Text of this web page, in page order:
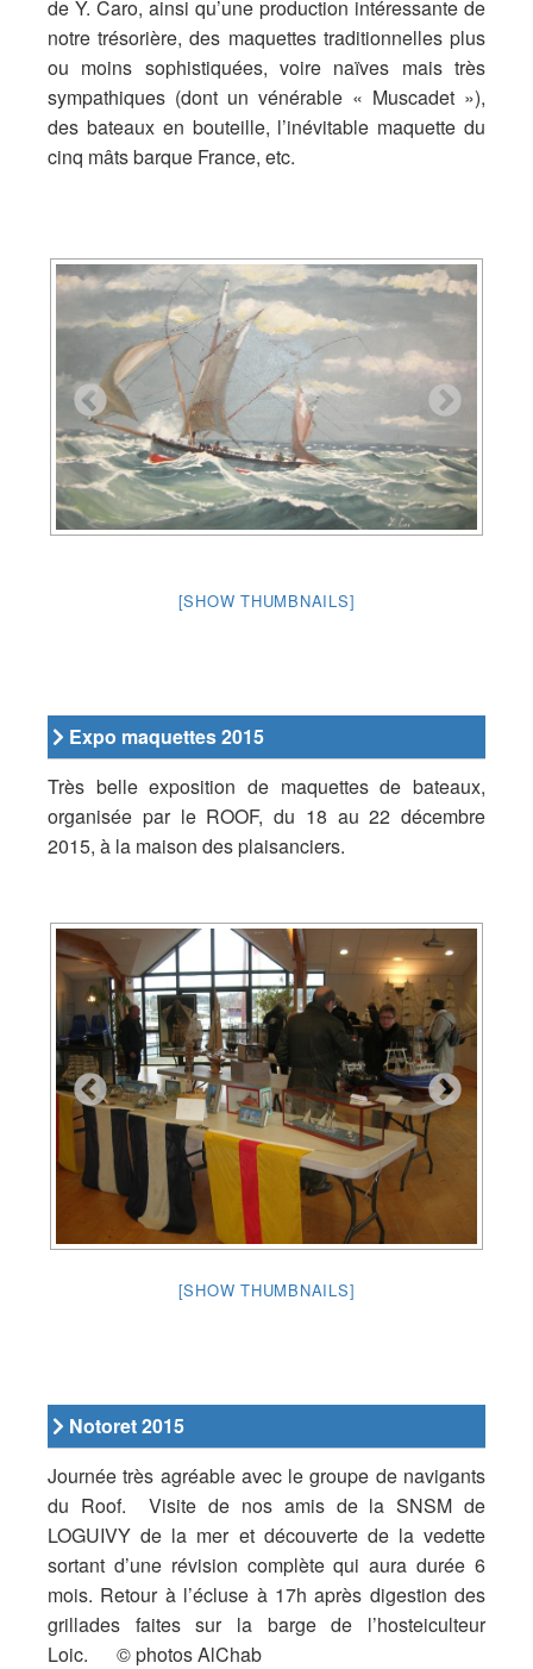
de Y. Caro, ainsi qu’une production intéressante de
notre trésorière, des maquettes traditionnelles plus
ou moins sophistiquées, voire naïves mais très
sympathiques (dont un vénérable « Muscadet »),
des bateaux en bouteille, l’inévitable maquette du
cinq mâts barque France, etc.
[SHOW THUMBNAILS]
Expo maquettes 2015
Très belle exposition de maquettes de bateaux,
organisée par le ROOF, du 18 au 22 décembre
2015, à la maison des plaisanciers.
[SHOW THUMBNAILS]
Notoret 2015
Journée très agréable avec le groupe de navigants
du Roof. Visite de nos amis de la SNSM de
LOGUIVY de la mer et découverte de la vedette
sortant d’une révision complète qui aura durée 6
mois. Retour à l’écluse à 17h après digestion des
grillades faites sur la barge de l’hosteiculteur
Loic. © photos AlChab